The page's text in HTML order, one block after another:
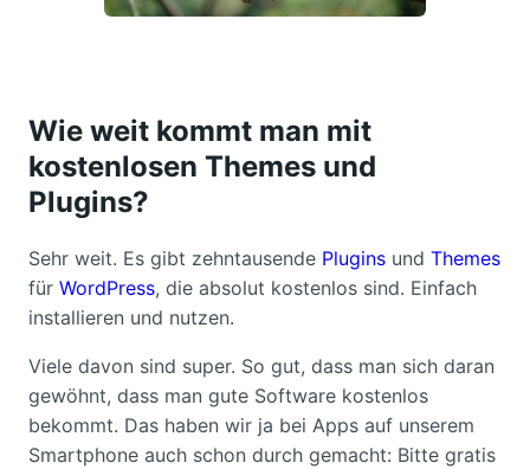
Wie weit kommt man mit
kostenlosen Themes und
Plugins?
Sehr weit. Es gibt zehntausende Plugins und Themes
für WordPress, die absolut kostenlos sind. Einfach
installieren und nutzen.
Viele davon sind super. So gut, dass man sich daran
gewöhnt, dass man gute Software kostenlos
bekommt. Das haben wir ja bei Apps auf unserem
Smartphone auch schon durch gemacht: Bitte gratis